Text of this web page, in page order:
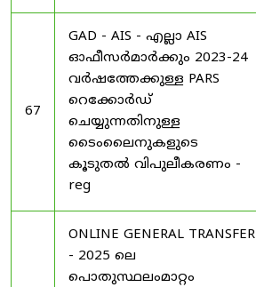
67
GAD - AIS - എല്ലാ AIS
ഓഫീസർമാർക്കും 2023-24
വർഷത്തേക്കുള്ള PARS
റെക്കോർഡ്
ചെയ്യുന്നതിനുള്ള
ടൈംലൈനുകളുടെ
കൂടുതൽ വിപുലീകരണം -
reg
ONLINE GENERAL TRANSFER
- 2025 ലെ
പൊതുസ്ഥലംമാറ്റം